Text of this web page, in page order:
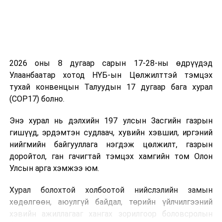
2026 оны 8 дугаар сарын 17-28-ны өдрүүдэд
Улаанбаатар хотод НҮБ-ын Цөлжилттэй тэмцэх
тухай конвенцын Талуудын 17 дугаар бага хурал
(COP17) болно.
Энэ хурал нь дэлхийн 197 улсын Засгийн газрын
гишүүд, эрдэмтэн судлаач, хувийн хэвшил, иргэний
нийгмийн байгууллага нэгдэж цөлжилт, газрын
доройтол, ган гачигтай тэмцэх хамгийн том Олон
Улсын арга хэмжээ юм.
Хурал болохтой холбоотой нийслэлийн замын
хөдөлгөөн, аюулгүй байдал, төрийн үйлчилгээний
хэвийн ажиллагааг хангах зорилгоор боловсролын